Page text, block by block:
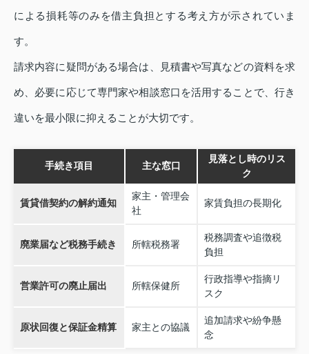
による損耗等のみを借主負担とする考え方が示されていま
す。
請求内容に疑問がある場合は、見積書や写真などの資料を求
め、必要に応じて専門家や相談窓口を活用することで、行き
違いを最小限に抑えることが大切です。
手続き項目 主な窓口
見落とし時のリス
ク
賃貸借契約の解約通知
家主・管理会
社
家賃負担の長期化
廃業届など税務手続き 所轄税務署
税務調査や追徴税
負担
営業許可の廃止届出 所轄保健所
行政指導や指摘リ
スク
原状回復と保証金精算 家主との協議
追加請求や紛争懸
念